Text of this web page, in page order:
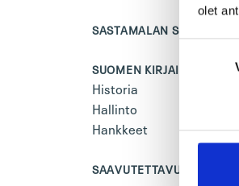
olet
SASTAMALAN SEUDUN
SUOMEN
Historia
Hallinto
Hankkeet
SAAVUTETTAVUUSSELOSTE